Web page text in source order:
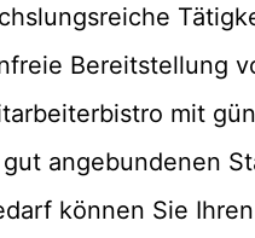
Bereitstellung
mit
gut angebundenen
können Sie